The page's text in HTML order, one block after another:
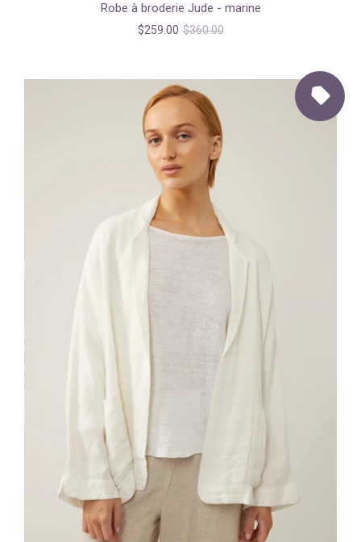
Robe à broderie Jude - marine
$259.00 $360.00